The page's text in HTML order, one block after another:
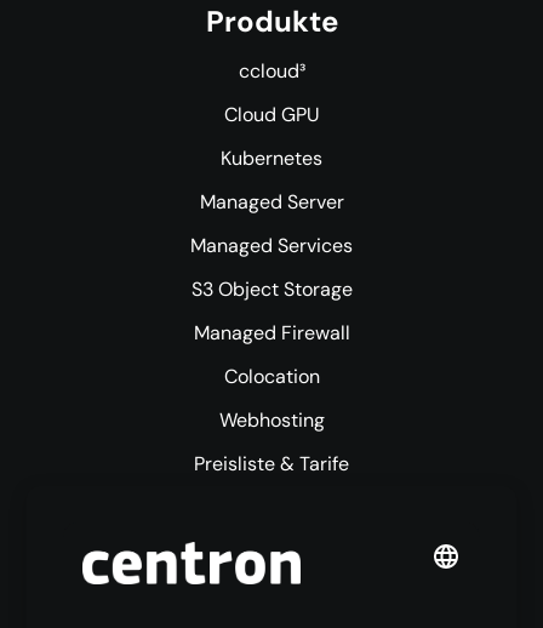
Produkte
ccloud³
Cloud GPU
Kubernetes
Managed Server
Managed Services
S3 Object Storage
Managed Firewall
Colocation
Webhosting
Preisliste & Tarife
Mehr centron